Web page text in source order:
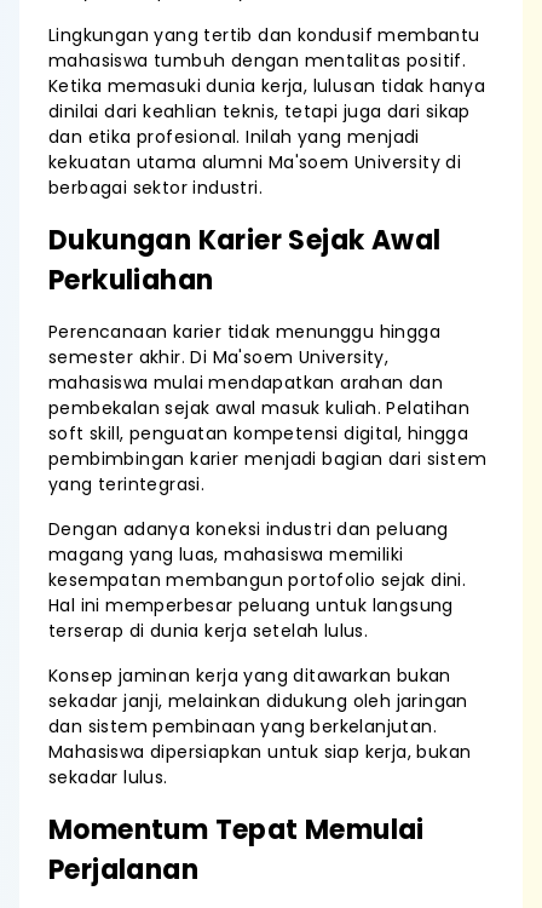
Lingkungan yang tertib dan kondusif membantu
mahasiswa tumbuh dengan mentalitas positif.
Ketika memasuki dunia kerja, lulusan tidak hanya
dinilai dari keahlian teknis, tetapi juga dari sikap
dan etika profesional. Inilah yang menjadi
kekuatan utama alumni Ma'soem University di
berbagai sektor industri.
Dukungan Karier Sejak Awal
Perkuliahan
Perencanaan karier tidak menunggu hingga
semester akhir. Di Ma'soem University,
mahasiswa mulai mendapatkan arahan dan
pembekalan sejak awal masuk kuliah. Pelatihan
soft skill, penguatan kompetensi digital, hingga
pembimbingan karier menjadi bagian dari sistem
yang terintegrasi.
Dengan adanya koneksi industri dan peluang
magang yang luas, mahasiswa memiliki
kesempatan membangun portofolio sejak dini.
Hal ini memperbesar peluang untuk langsung
terserap di dunia kerja setelah lulus.
Konsep jaminan kerja yang ditawarkan bukan
sekadar janji, melainkan didukung oleh jaringan
dan sistem pembinaan yang berkelanjutan.
Mahasiswa dipersiapkan untuk siap kerja, bukan
sekadar lulus.
Momentum Tepat Memulai
Perjalanan